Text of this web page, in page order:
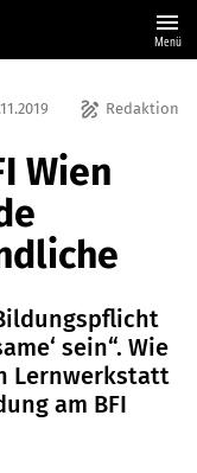
menu
Menü
draw Redaktion
Wien
sein“. Wie
Lernwerkstatt
am BFI